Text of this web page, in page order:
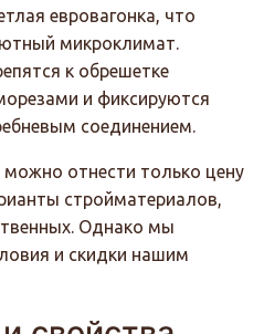
евровагонка, что
микроклимат.
к обрешетке
и фиксируются
соединением.
отнести только цену
стройматериалов,
Однако мы
и скидки нашим